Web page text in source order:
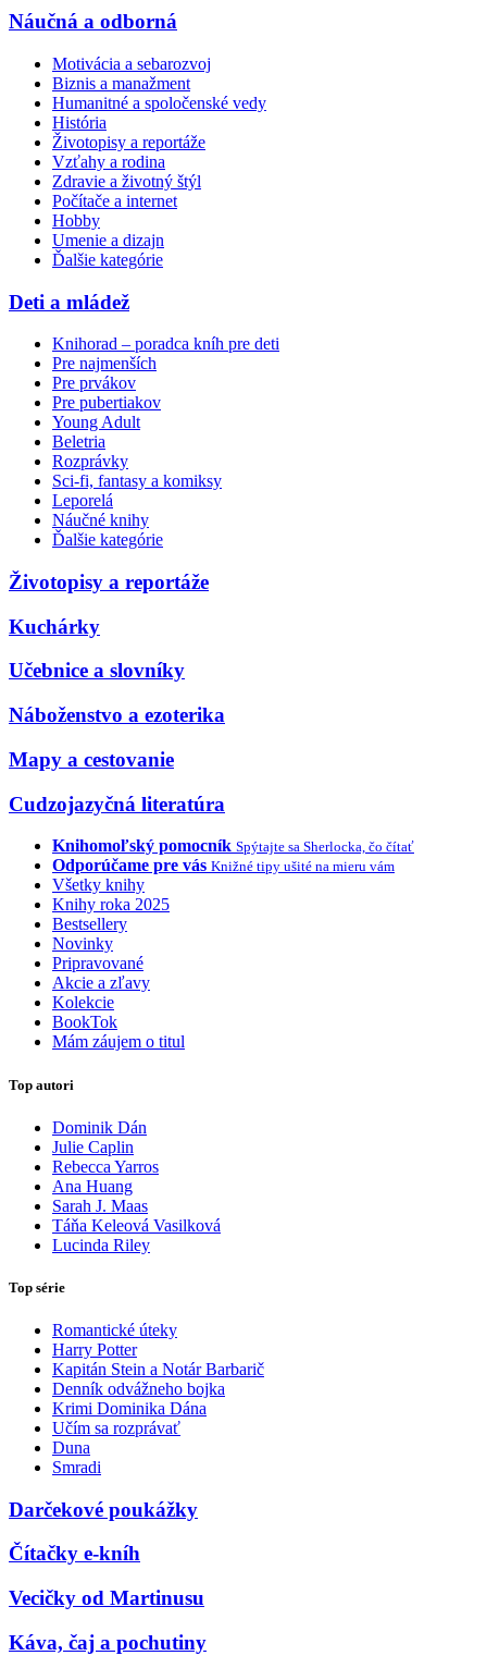
Náučná a odborná
Motivácia a sebarozvoj
Biznis a manažment
Humanitné a spoločenské vedy
História
Životopisy a reportáže
Vzťahy a rodina
Zdravie a životný štýl
Počítače a internet
Hobby
Umenie a dizajn
Ďalšie kategórie
Deti a mládež
Knihorad – poradca kníh pre deti
Pre najmenších
Pre prvákov
Pre pubertiakov
Young Adult
Beletria
Rozprávky
Sci-fi, fantasy a komiksy
Leporelá
Náučné knihy
Ďalšie kategórie
Životopisy a reportáže
Kuchárky
Učebnice a slovníky
Náboženstvo a ezoterika
Mapy a cestovanie
Cudzojazyčná literatúra
Knihomoľský pomocník Spýtajte sa Sherlocka, čo čítať
Odporúčame pre vás Knižné tipy ušité na mieru vám
Všetky knihy
Knihy roka 2025
Bestsellery
Novinky
Pripravované
Akcie a zľavy
Kolekcie
BookTok
Mám záujem o titul
Top autori
Dominik Dán
Julie Caplin
Rebecca Yarros
Ana Huang
Sarah J. Maas
Táňa Keleová Vasilková
Lucinda Riley
Top série
Romantické úteky
Harry Potter
Kapitán Stein a Notár Barbarič
Denník odvážneho bojka
Krimi Dominika Dána
Učím sa rozprávať
Duna
Smradi
Darčekové poukážky
Čítačky e-kníh
Vecičky od Martinusu
Káva, čaj a pochutiny